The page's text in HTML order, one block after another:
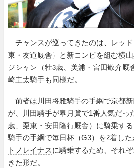
チャンスが巡ってきたのは、レッ
東・友道厩舎）と新コンビを組む横
ジシャン（牡3歳、美浦・宮田敬介厩
崎圭太騎手も同様だ。
前者は川田将雅騎手の手綱で京都
が、川田騎手が皐月賞で1番人気だっ
歳、栗東・安田隆行厩舎）に騎乗す
騎手の手綱で毎日杯（G3）を2着し
トノレイナスに騎乗するため、それ
きた形だ。